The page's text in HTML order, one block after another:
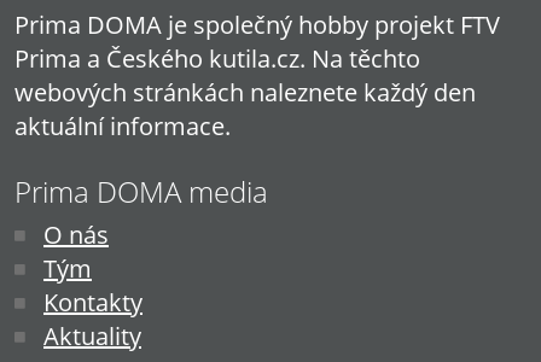
Prima DOMA je společný hobby projekt FTV
Prima a Českého kutila.cz. Na těchto
webových stránkách naleznete každý den
aktuální informace.
Prima DOMA media
O nás
Tým
Kontakty
Aktuality